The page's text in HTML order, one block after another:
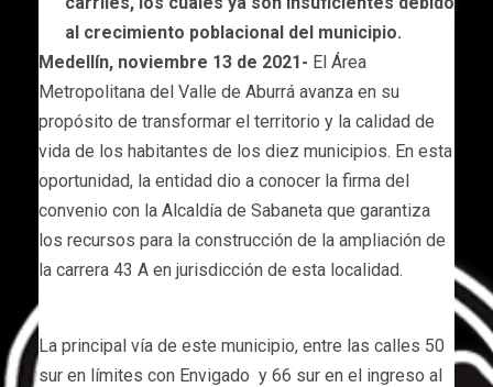
al crecimiento poblacional del municipio.
Medellín, noviembre 13 de 2021- El Área
Metropolitana del Valle de Aburrá avanza en su
propósito de transformar el territorio y la calidad de
vida de los habitantes de los diez municipios. En esta
oportunidad, la entidad dio a conocer la firma del
convenio con la Alcaldía de Sabaneta que garantiza
los recursos para la construcción de la ampliación de
la carrera 43 A en jurisdicción de esta localidad.
La principal vía de este municipio, entre las calles 50
sur en límites con Envigado y 66 sur en el ingreso al